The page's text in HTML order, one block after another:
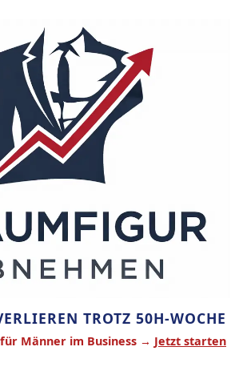
TROTZ 50H-WOCHE
Männer im Business → Jetzt starten